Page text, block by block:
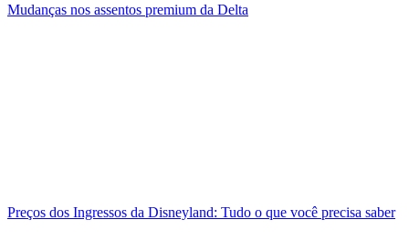
Mudanças nos assentos premium da Delta
Preços dos Ingressos da Disneyland: Tudo o que você precisa saber